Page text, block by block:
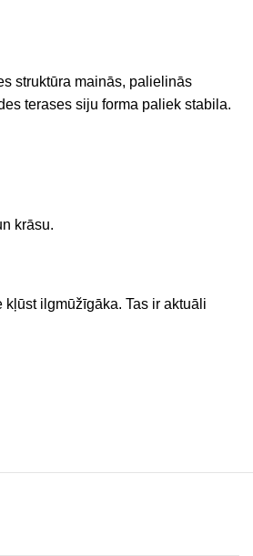
struktūra mainās, palielinās
terases siju forma paliek stabila.
krāsu.
ilgmūžīgāka. Tas ir aktuāli